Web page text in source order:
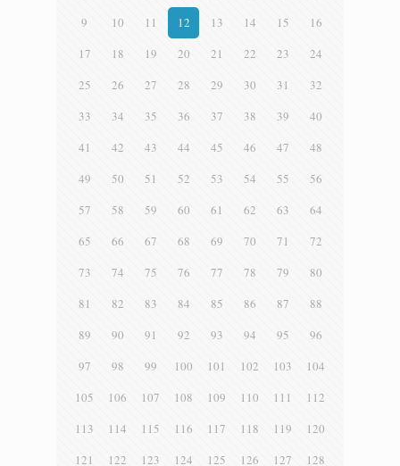
9
10 11 12 13 14 15
16
17
18 19 20 21 22 23
24
25
26 27 28 29 30 31
32
33
34 35 36 37 38 39
40
41
42 43 44 45 46 47
48
49
50 51 52 53 54 55
56
57
58 59 60 61 62 63
64
65
66 67 68 69 70 71
72
73
74 75 76 77 78 79
80
81
82 83 84 85 86 87
88
89
90 91 92 93 94 95
96
97
98 99 100 101 102 103
104
105
106 107 108 109 110 111
112
113
114 115 116 117 118 119
120
121
122 123 124 125 126 127
128